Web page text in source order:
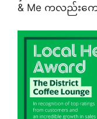
& Me ကလည်းက